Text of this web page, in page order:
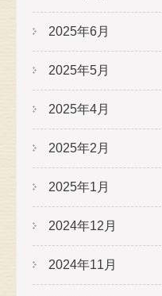
2025年6月
2025年5月
2025年4月
2025年2月
2025年1月
2024年12月
2024年11月